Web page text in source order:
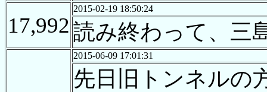
17,992
2015-02-19 18:50:24
読み終わって、三
2015-06-09 17:01:31
先日旧トンネルの